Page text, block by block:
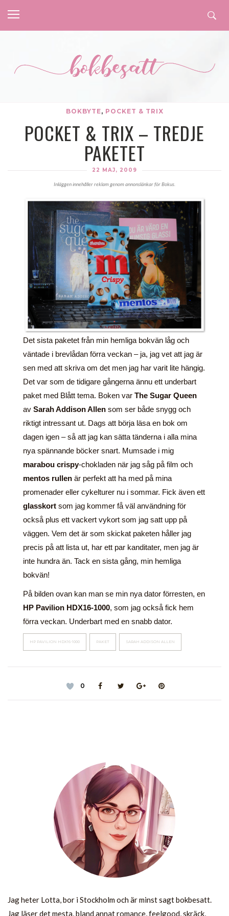
BOKBYTE, POCKET & TRIX
POCKET & TRIX – TREDJE
PAKETET
22 MAJ, 2009
Inläggen innehåller reklam genom annonslänkar för Bokus.
Det sista paketet från min hemliga bokvän låg och
väntade i brevlådan förra veckan – ja, jag vet att jag är
sen med att skriva om det men jag har varit lite hängig.
Det var som de tidigare gångerna ännu ett underbart
paket med Blått tema. Boken var The Sugar Queen
av Sarah Addison Allen som ser både snygg och
riktigt intressant ut. Dags att börja läsa en bok om
dagen igen – så att jag kan sätta tänderna i alla mina
nya spännande böcker snart. Mumsade i mig
marabou crispy-chokladen när jag såg på film och
mentos rullen är perfekt att ha med på mina
promenader eller cykelturer nu i sommar. Fick även ett
glasskort som jag kommer få väl användning för
också plus ett vackert vykort som jag satt upp på
väggen. Vem det är som skickat paketen håller jag
precis på att lista ut, har ett par kanditater, men jag är
inte hundra än. Tack en sista gång, min hemliga
bokvän!
På bilden ovan kan man se min nya dator förresten, en
HP Pavilion HDX16-1000, som jag också fick hem
förra veckan. Underbart med en snabb dator.
HP PAVILION HDX16-1000 PAKET SARAH ADDISON ALLEN
0
Jag heter Lotta, bor i Stockholm och är minst sagt bokbesatt.
Jag läser det mesta, bland annat romance, feelgood, skräck,